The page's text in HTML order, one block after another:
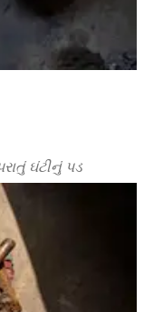
ઘંટીનું પડ